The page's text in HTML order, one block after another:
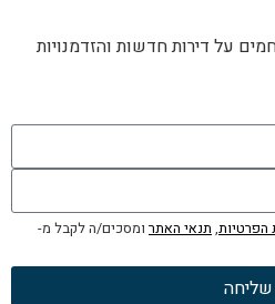
על דירות חדשות והזדמנויות
הפרטיות, תנאי האתר ומסכים/ה לקבל מ-
שליחה